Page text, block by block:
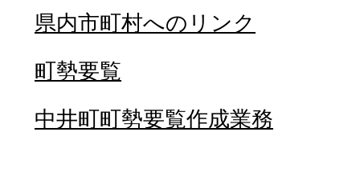
県内市町村へのリンク
町勢要覧
中井町町勢要覧作成業務